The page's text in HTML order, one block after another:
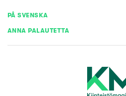
PÅ SVENSKA
ANNA PALAUTETTA